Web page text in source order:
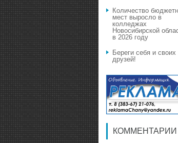
Количество
мест выросло в
колледжах
Новосибирской
в 2026 году
Береги себя и своих
друзей!
КОММЕНТАРИИ